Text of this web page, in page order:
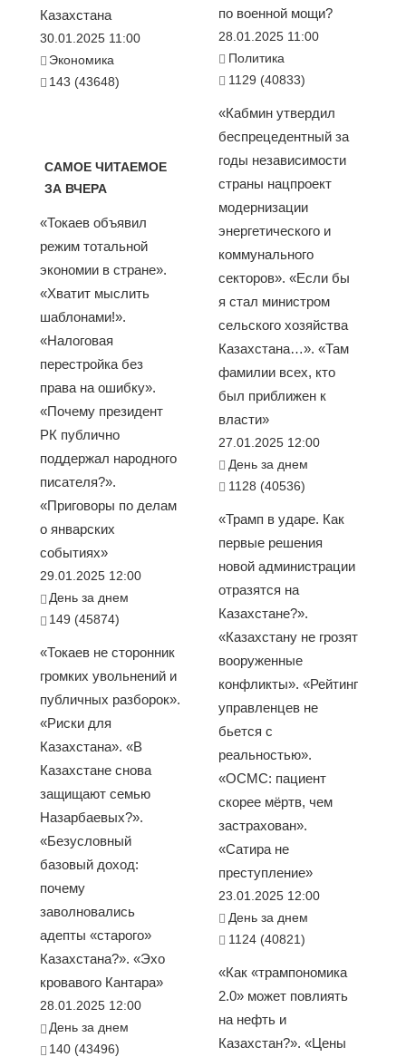
Казахстана
30.01.2025 11:00
Экономика
143 (43648)
САМОЕ ЧИТАЕМОЕ
ЗА ВЧЕРА
«Токаев объявил
режим тотальной
экономии в стране».
«Хватит мыслить
шаблонами!».
«Налоговая
перестройка без
права на ошибку».
«Почему президент
РК публично
поддержал народного
писателя?».
«Приговоры по делам
о январских
событиях»
29.01.2025 12:00
День за днем
149 (45874)
«Токаев не сторонник
громких увольнений и
публичных разборок».
«Риски для
Казахстана». «В
Казахстане снова
защищают семью
Назарбаевых?».
«Безусловный
базовый доход:
почему
заволновались
адепты «старого»
Казахстана?». «Эхо
кровавого Кантара»
28.01.2025 12:00
День за днем
140 (43496)
по военной мощи?
28.01.2025 11:00
Политика
1129 (40833)
«Кабмин утвердил
беспрецедентный за
годы независимости
страны нацпроект
модернизации
энергетического и
коммунального
секторов». «Если бы
я стал министром
сельского хозяйства
Казахстана…». «Там
фамилии всех, кто
был приближен к
власти»
27.01.2025 12:00
День за днем
1128 (40536)
«Трамп в ударе. Как
первые решения
новой администрации
отразятся на
Казахстане?».
«Казахстану не грозят
вооруженные
конфликты». «Рейтинг
управленцев не
бьется с
реальностью».
«ОСМС: пациент
скорее мёртв, чем
застрахован».
«Сатира не
преступление»
23.01.2025 12:00
День за днем
1124 (40821)
«Как «трампономика
2.0» может повлиять
на нефть и
Казахстан?». «Цены